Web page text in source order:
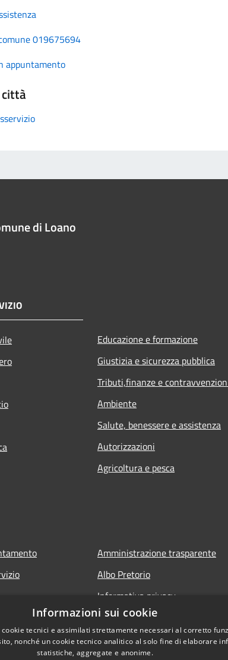
019675694
appuntamento
di Loano
Educazione e formazione
Giustizia e sicurezza pubblica
Tributi,finanze e
Ambiente
Salute, benessere e assistenza
Autorizzazioni
Agricoltura e pesca
Amministrazione trasparente
Albo Pretorio
Informativa privacy
Note legali
Dichiarazione di accessibilità
Informazioni sui cookie
tecnici e assimilati strettamente necessari al corretto
nonché un cookie tecnico analitico al solo fine di elaborare
statistiche, aggregate e anonime.